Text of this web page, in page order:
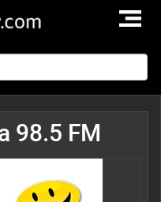
TOGGLE
98.5 FM